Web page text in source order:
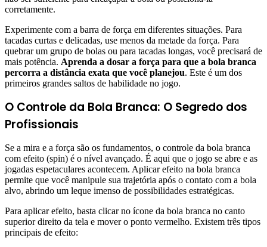
corretamente.
Experimente com a barra de força em diferentes situações. Para
tacadas curtas e delicadas, use menos da metade da força. Para
quebrar um grupo de bolas ou para tacadas longas, você precisará de
mais potência. Aprenda a dosar a força para que a bola branca
percorra a distância exata que você planejou. Este é um dos
primeiros grandes saltos de habilidade no jogo.
O Controle da Bola Branca: O Segredo dos
Profissionais
Se a mira e a força são os fundamentos, o controle da bola branca
com efeito (spin) é o nível avançado. É aqui que o jogo se abre e as
jogadas espetaculares acontecem. Aplicar efeito na bola branca
permite que você manipule sua trajetória após o contato com a bola
alvo, abrindo um leque imenso de possibilidades estratégicas.
Para aplicar efeito, basta clicar no ícone da bola branca no canto
superior direito da tela e mover o ponto vermelho. Existem três tipos
principais de efeito: